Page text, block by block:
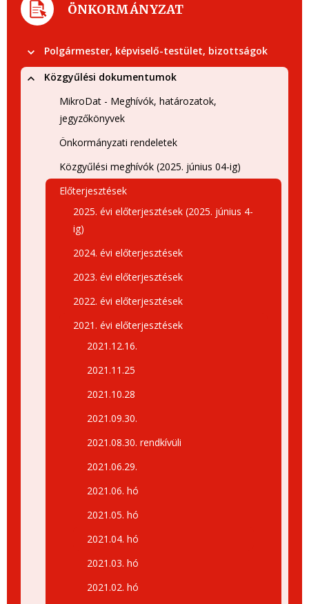
ÖNKORMÁNYZAT
Polgármester, képviselő-testület, bizottságok
Közgyűlési dokumentumok
MikroDat - Meghívók, határozatok,
jegyzőkönyvek
Önkormányzati rendeletek
Közgyűlési meghívók (2025. június 04-ig)
Előterjesztések
2025. évi előterjesztések (2025. június 4-
ig)
2024. évi előterjesztések
2023. évi előterjesztések
2022. évi előterjesztések
2021. évi előterjesztések
2021.12.16.
2021.11.25
2021.10.28
2021.09.30.
2021.08.30. rendkívüli
2021.06.29.
2021.06. hó
2021.05. hó
2021.04. hó
2021.03. hó
2021.02. hó